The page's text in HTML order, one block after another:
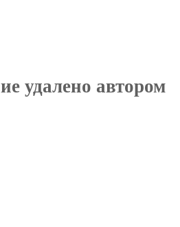
удалено автором